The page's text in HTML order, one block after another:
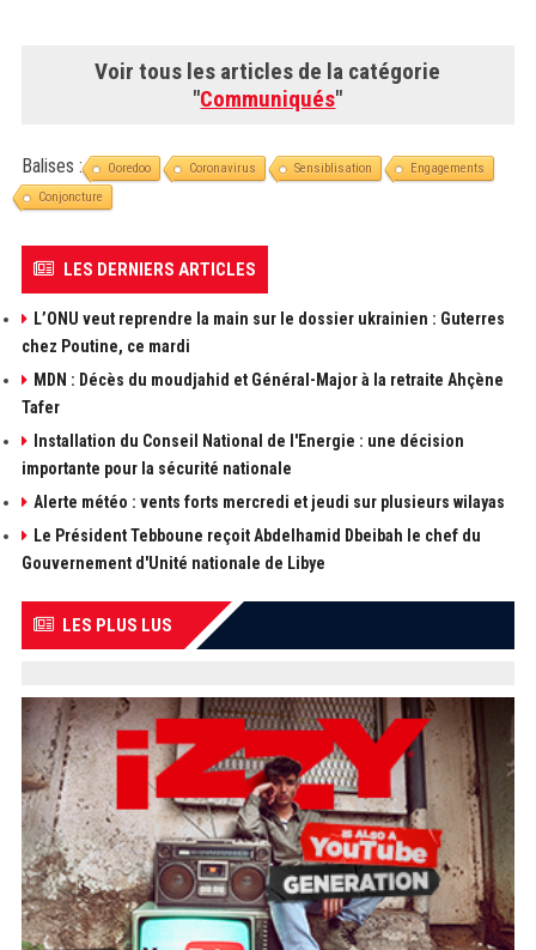
Voir tous les articles de la catégorie
"Communiqués"
Balises : Ooredoo Coronavirus Sensiblisation
Engagements
Conjoncture
LES DERNIERS ARTICLES
L’ONU veut reprendre la main sur le dossier ukrainien : Guterres
chez Poutine, ce mardi
MDN : Décès du moudjahid et Général-Major à la retraite Ahçène
Tafer
Installation du Conseil National de l'Energie : une décision
importante pour la sécurité nationale
Alerte météo : vents forts mercredi et jeudi sur plusieurs wilayas
Le Président Tebboune reçoit Abdelhamid Dbeibah le chef du
Gouvernement d'Unité nationale de Libye
LES PLUS LUS